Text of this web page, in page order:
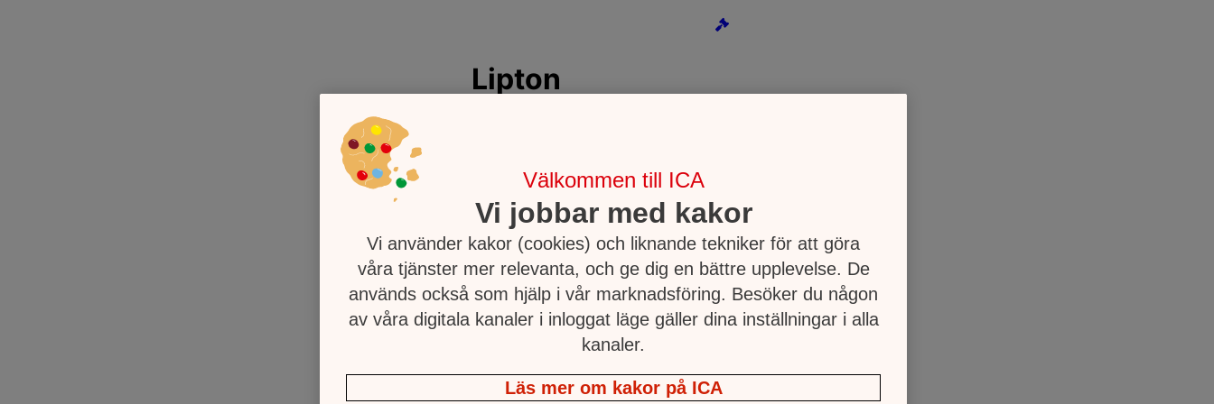
Välkommen till ICA
Vi jobbar med kakor
Vi använder kakor (cookies) och liknande tekniker för att göra
våra tjänster mer relevanta, och ge dig en bättre upplevelse. De
används också som hjälp i vår marknadsföring. Besöker du någon
av våra digitala kanaler i inloggat läge gäller dina inställningar i alla
kanaler.
Läs mer om kakor på ICA